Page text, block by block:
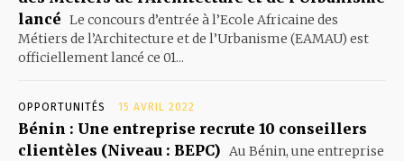
lancé Le concours d’entrée à l’Ecole Africaine des
Métiers de l’Architecture et de l’Urbanisme (EAMAU) est
officiellement lancé ce 01...
OPPORTUNITÉS 15 AVRIL 2022
Bénin : Une entreprise recrute 10 conseillers
clientèles (Niveau : BEPC) Au Bénin, une entreprise